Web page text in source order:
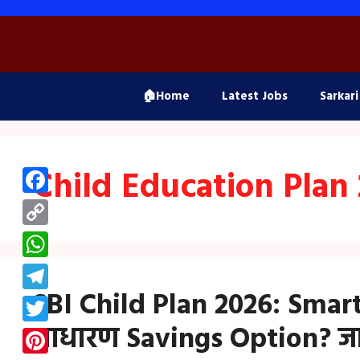
Skip
🏠Home Latest Jobs
Child Education Plan
SBI Child Plan 2026:
साधारण Savings Option?
Facebook
Copy
Link
WhatsApp
Telegram
Twitter